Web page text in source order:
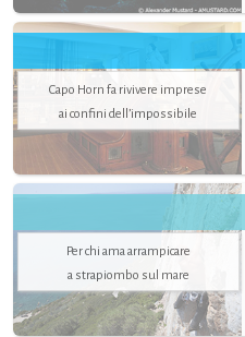
Capo Horn fa rivivere imprese
ai confini dell’impossibile
Per chi ama arrampicare
a strapiombo sul mare